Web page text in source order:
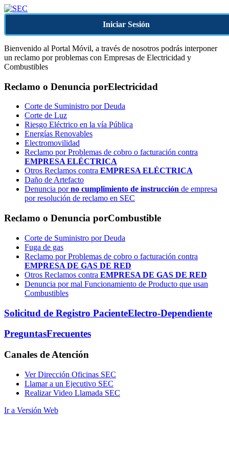
Iniciar Sesión
Bienvenido al Portal Móvil, a través de nosotros podrás interponer
un reclamo por problemas con Empresas de Electricidad y
Combustibles
Reclamo o Denuncia porElectricidad
Corte de Suministro por Deuda
Corte de Luz
Riesgo Eléctrico en la vía Pública
Energías Renovables
Electromovilidad
Reclamo por Problemas de cobro o facturación contra
EMPRESA ELÉCTRICA
Otros Reclamos contra EMPRESA ELÉCTRICA
Daño de Artefacto
Denuncia porno cumplimiento de instrucción de empresa
por resolución de reclamo en SEC
Reclamo o Denuncia porCombustible
Corte de Suministro por Deuda
Fuga de gas
Reclamo por Problemas de cobro o facturación contra
EMPRESA DE GAS DE RED
Otros Reclamos contra EMPRESA DE GAS DE RED
Denuncia por mal Funcionamiento de Producto que usan
Combustibles
Solicitud de Registro PacienteElectro-Dependiente
PreguntasFrecuentes
Canales de Atención
Ver Dirección Oficinas SEC
Llamar a un Ejecutivo SEC
Realizar Video Llamada SEC
Ir a Versión Web